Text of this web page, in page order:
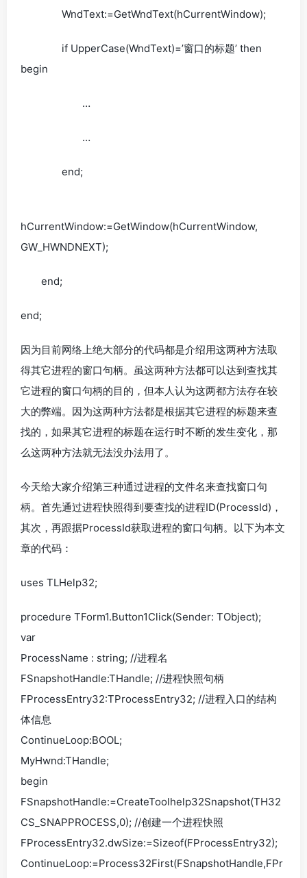
WndText:=GetWndText(hCurrentWindow);
if UpperCase(WndText)=’窗口的标题’ then
begin
…
…
end;
hCurrentWindow:=GetWindow(hCurrentWindow,
GW_HWNDNEXT);
end;
end;
因为目前网络上绝大部分的代码都是介绍用这两种方法取
得其它进程的窗口句柄。虽这两种方法都可以达到查找其
它进程的窗口句柄的目的，但本人认为这两都方法存在较
大的弊端。因为这两种方法都是根据其它进程的标题来查
找的，如果其它进程的标题在运行时不断的发生变化，那
么这两种方法就无法没办法用了。
今天给大家介绍第三种通过进程的文件名来查找窗口句
柄。首先通过进程快照得到要查找的进程ID(ProcessId)，
其次，再跟据ProcessId获取进程的窗口句柄。以下为本文
章的代码：
uses TLHelp32;
procedure TForm1.Button1Click(Sender: TObject);
var
ProcessName : string; //进程名
FSnapshotHandle:THandle; //进程快照句柄
FProcessEntry32:TProcessEntry32; //进程入口的结构
体信息
ContinueLoop:BOOL;
MyHwnd:THandle;
begin
FSnapshotHandle:=CreateToolhelp32Snapshot(TH32
CS_SNAPPROCESS,0); //创建一个进程快照
FProcessEntry32.dwSize:=Sizeof(FProcessEntry32);
ContinueLoop:=Process32First(FSnapshotHandle,FPr